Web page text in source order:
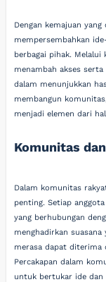
Dengan kemajuan
mempersembahkan
berbagai pihak.
menambah akses
dalam menunjukkan
membangun
menjadi elemen dari
Komunitas
Dalam komunitas
penting. Setiap
yang berhubungan
menghadirkan
merasa dapat diterima
Percakapan dalam
untuk bertukar ide dan